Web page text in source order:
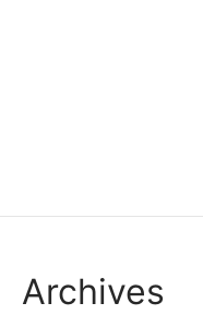
Archives